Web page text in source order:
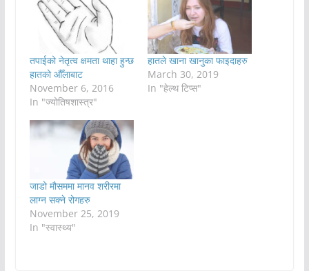
तपाईको नेतृत्व क्षमता थाहा हुन्छ
हातको औँलाबाट
November 6, 2016
In "ज्योतिषशास्त्र"
हातले खाना खानुका फाइदाहरु
March 30, 2019
In "हेल्थ टिप्स"
जाडो मौसममा मानव शरीरमा
लाग्न सक्ने रोगहरु
November 25, 2019
In "स्वास्थ्य"